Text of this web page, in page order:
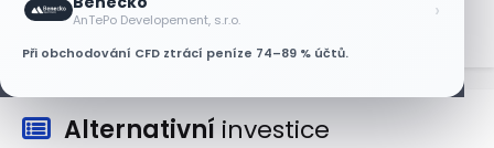
AnTePo Developement, s.r.o. ›
Při obchodování CFD ztrácí peníze 74–89 % účtů.
Alternativní investice